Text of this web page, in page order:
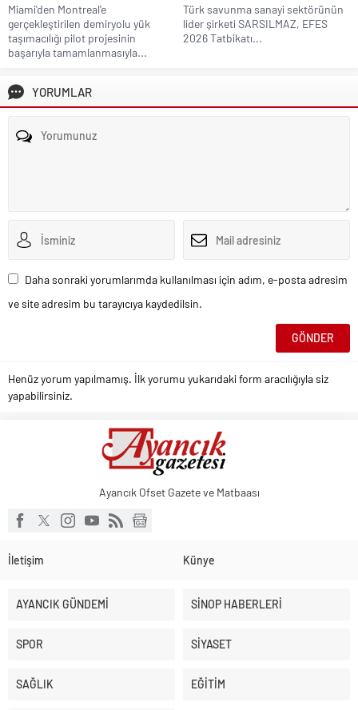
Miami'den Montreal'e
gerçekleştirilen demiryolu yük
taşımacılığı pilot projesinin
başarıyla tamamlanmasıyla...
Türk savunma sanayi sektörünün
lider şirketi SARSILMAZ, EFES
2026 Tatbikatı...
YORUMLAR
Daha sonraki yorumlarımda kullanılması için adım, e-posta adresim
ve site adresim bu tarayıcıya kaydedilsin.
Henüz yorum yapılmamış. İlk yorumu yukarıdaki form aracılığıyla siz
yapabilirsiniz.
Ayancık Ofset Gazete ve Matbaası
İletişim Künye
AYANCIK GÜNDEMİ SİNOP HABERLERİ
SPOR SİYASET
SAĞLIK EĞİTİM